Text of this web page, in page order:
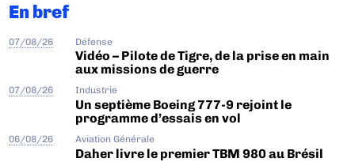
En bref
07/08/26 Défense
Vidéo – Pilote de Tigre, de la prise en main
aux missions de guerre
07/08/26 Industrie
Un septième Boeing 777-9 rejoint le
programme d’essais en vol
06/08/26 Aviation Générale
Daher livre le premier TBM 980 au Brésil